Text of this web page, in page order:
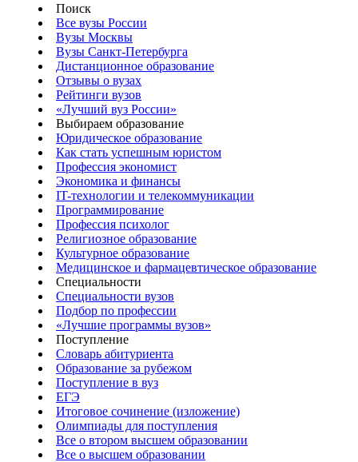
Поиск
Все вузы России
Вузы Москвы
Вузы Санкт-Петербурга
Дистанционное образование
Отзывы о вузах
Рейтинги вузов
«Лучший вуз России»
Выбираем образование
Юридическое образование
Как стать успешным юристом
Профессия экономист
Экономика и финансы
IT-технологии и телекоммуникации
Программирование
Профессия психолог
Религиозное образование
Культурное образование
Медицинское и фармацевтическое образование
Специальности
Специальности вузов
Подбор по профессии
«Лучшие программы вузов»
Поступление
Словарь абитуриента
Образование за рубежом
Поступление в вуз
ЕГЭ
Итоговое сочинение (изложение)
Олимпиады для поступления
Все о втором высшем образовании
Все о высшем образовании